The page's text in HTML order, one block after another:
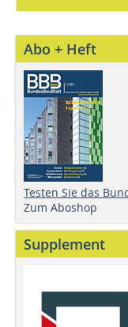
Abo + Heft
Testen Sie das
Zum Aboshop
Supplement